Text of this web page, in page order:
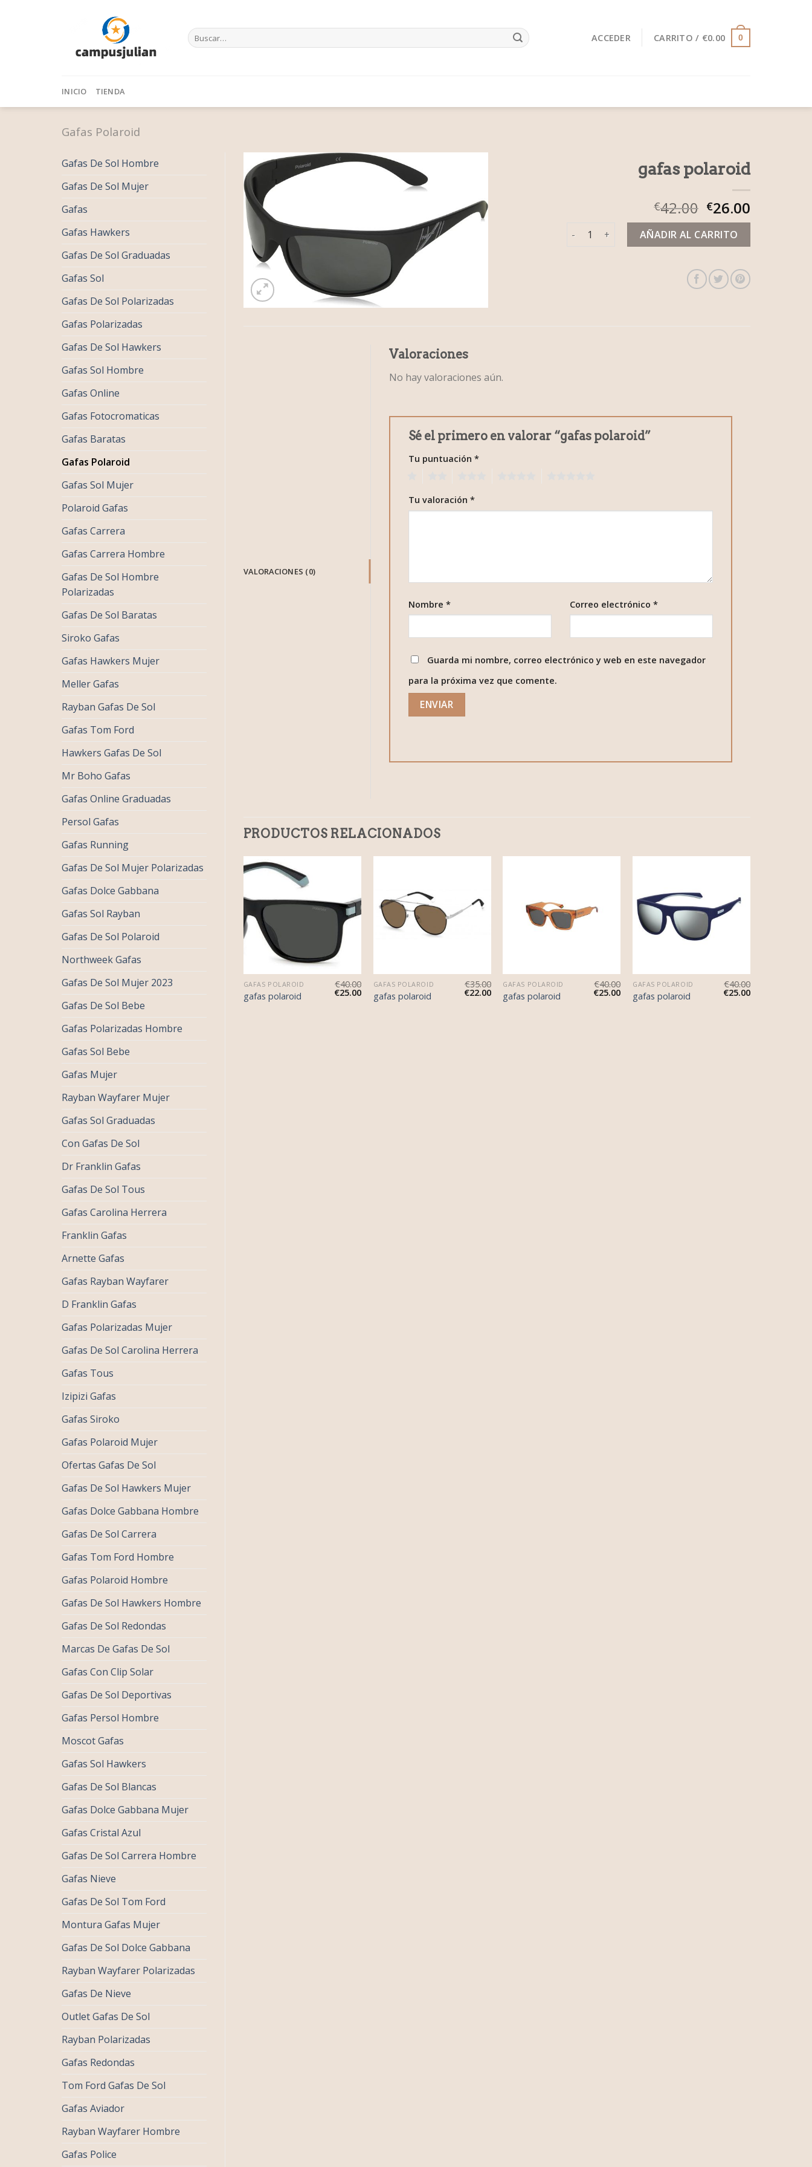
Buscar
por:
ACCEDER CARRITO / €0.00 0
INICIO TIENDA
Gafas Polaroid
Gafas De Sol Hombre
Gafas De Sol Mujer
Gafas
Gafas Hawkers
Gafas De Sol Graduadas
Gafas Sol
Gafas De Sol Polarizadas
Gafas Polarizadas
Gafas De Sol Hawkers
Gafas Sol Hombre
Gafas Online
Gafas Fotocromaticas
Gafas Baratas
Gafas Polaroid
Gafas Sol Mujer
Polaroid Gafas
Gafas Carrera
Gafas Carrera Hombre
Gafas De Sol Hombre
Polarizadas
Gafas De Sol Baratas
Siroko Gafas
Gafas Hawkers Mujer
Meller Gafas
Rayban Gafas De Sol
Gafas Tom Ford
Hawkers Gafas De Sol
Mr Boho Gafas
Gafas Online Graduadas
Persol Gafas
Gafas Running
Gafas De Sol Mujer Polarizadas
Gafas Dolce Gabbana
Gafas Sol Rayban
Gafas De Sol Polaroid
Northweek Gafas
Gafas De Sol Mujer 2023
Gafas De Sol Bebe
Gafas Polarizadas Hombre
Gafas Sol Bebe
Gafas Mujer
Rayban Wayfarer Mujer
Gafas Sol Graduadas
Con Gafas De Sol
Dr Franklin Gafas
Gafas De Sol Tous
Gafas Carolina Herrera
Franklin Gafas
Arnette Gafas
Gafas Rayban Wayfarer
D Franklin Gafas
Gafas Polarizadas Mujer
Gafas De Sol Carolina Herrera
Gafas Tous
Izipizi Gafas
Gafas Siroko
Gafas Polaroid Mujer
Ofertas Gafas De Sol
Gafas De Sol Hawkers Mujer
Gafas Dolce Gabbana Hombre
Gafas De Sol Carrera
Gafas Tom Ford Hombre
Gafas Polaroid Hombre
Gafas De Sol Hawkers Hombre
Gafas De Sol Redondas
Marcas De Gafas De Sol
Gafas Con Clip Solar
Gafas De Sol Deportivas
Gafas Persol Hombre
Moscot Gafas
Gafas Sol Hawkers
Gafas De Sol Blancas
Gafas Dolce Gabbana Mujer
Gafas Cristal Azul
Gafas De Sol Carrera Hombre
Gafas Nieve
Gafas De Sol Tom Ford
Montura Gafas Mujer
Gafas De Sol Dolce Gabbana
Rayban Wayfarer Polarizadas
Gafas De Nieve
Outlet Gafas De Sol
Rayban Polarizadas
Gafas Redondas
Tom Ford Gafas De Sol
Gafas Aviador
Rayban Wayfarer Hombre
Gafas Police
gafas polaroid
€42.00 €26.00
gafas polaroid cantidadAÑADIR AL CARRITO
VALORACIONES (0)
Valoraciones
No hay valoraciones aún.
Sé el primero en valorar “gafas polaroid”
Tu puntuación *
Tu valoración *
Nombre * Correo electrónico *
Guarda mi nombre, correo electrónico y web en este navegador
para la próxima vez que comente.
PRODUCTOS RELACIONADOS
GAFAS POLAROID
gafas polaroid
€40.00
€25.00
GAFAS POLAROID
gafas polaroid
€35.00
€22.00
GAFAS POLAROID
gafas polaroid
€40.00
€25.00
GAFAS POLAROID
gafas polaroid
€40.00
€25.00
€37.00 GAFAS POLAROID